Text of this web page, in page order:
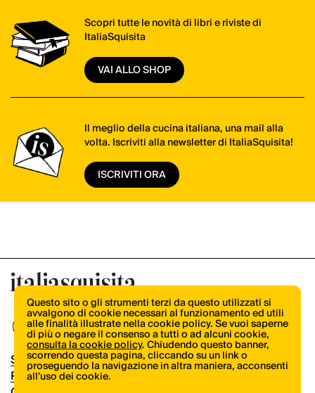
Scopri tutte le novità di libri e riviste di
ItaliaSquisita
VAI ALLO SHOP
Il meglio della cucina italiana, una mail alla
volta. Iscriviti alla newsletter di ItaliaSquisita!
ISCRIVITI ORA
Shop
Pubblicità
Questo sito o gli strumenti terzi da questo utilizzati si
avvalgono di cookie necessari al funzionamento ed utili
alle finalità illustrate nella cookie policy. Se vuoi saperne
di più o negare il consenso a tutti o ad alcuni cookie,
consulta la cookie policy. Chiudendo questo banner,
scorrendo questa pagina, cliccando su un link o
proseguendo la navigazione in altra maniera, acconsenti
all’uso dei cookie.